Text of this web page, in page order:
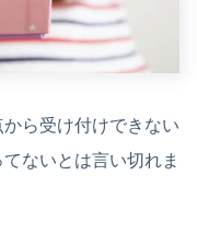
ら受け付けできない
ないとは言い切れま